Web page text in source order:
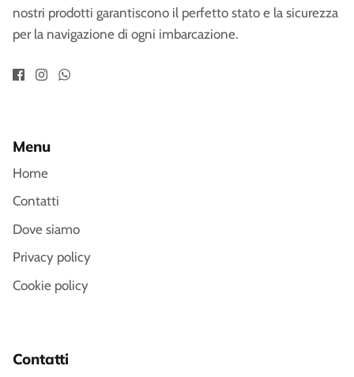
nostri prodotti garantiscono il perfetto stato e la sicurezza
per la navigazione di ogni imbarcazione.
Menu
Home
Contatti
Dove siamo
Privacy policy
Cookie policy
Contatti